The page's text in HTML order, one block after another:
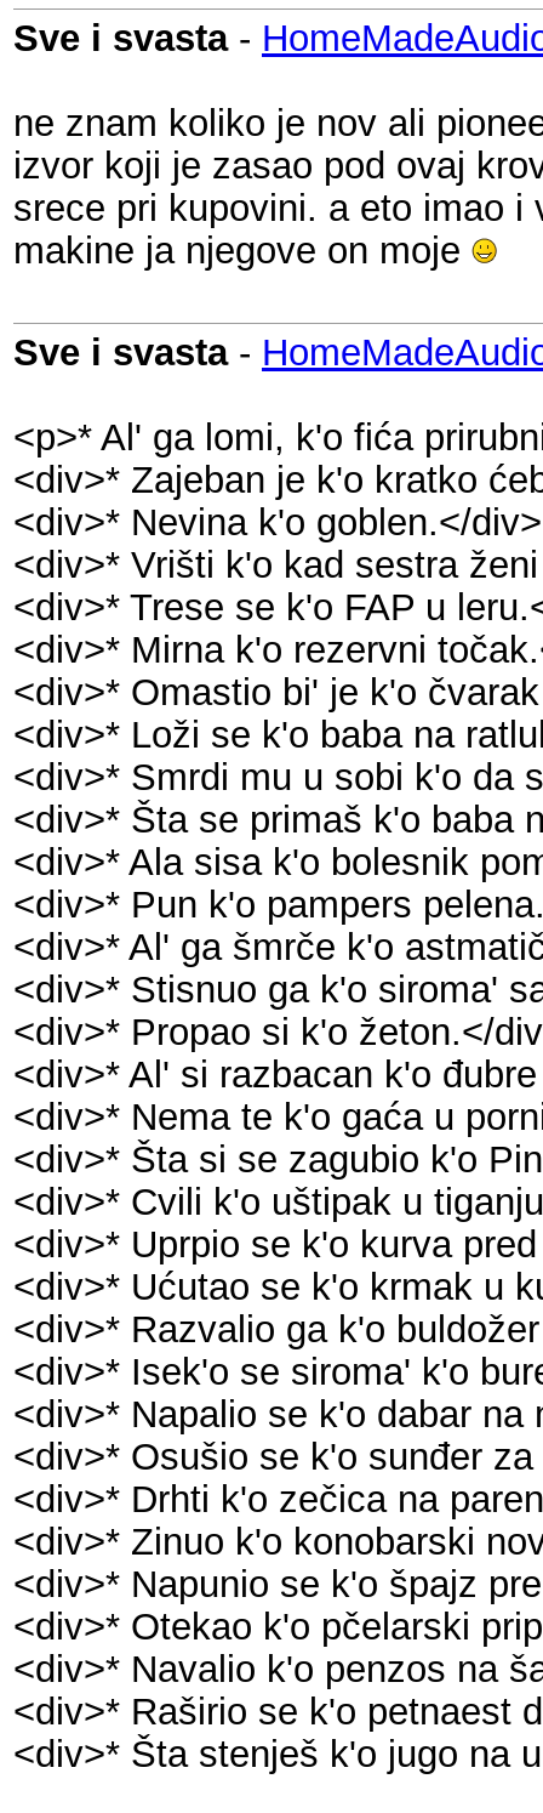
Sve i svasta-
ne znam koliko je nov ali
izvor koji je zasao pod ovaj
srece pri kupovini. a eto imao
makine ja njegove on moje
Sve i svasta-
<p>* Al' ga lomi, k'o fića
<div>* Zajeban je k'o kratko
<div>* Nevina k'o goblen.</div>
<div>* Vrišti k'o kad sestra
<div>* Trese se k'o FAP u
<div>* Mirna k'o rezervni
<div>* Omastio bi' je k'o
<div>* Loži se k'o baba na
<div>* Smrdi mu u sobi k'o da
<div>* Šta se primaš k'o baba
<div>* Ala sisa k'o bolesnik
<div>* Pun k'o pampers
<div>* Al' ga šmrče k'o
<div>* Stisnuo ga k'o siroma'
<div>* Propao si k'o žeton.</
<div>* Al' si razbacan k'o
<div>* Nema te k'o gaća u
<div>* Šta si se zagubio k'o
<div>* Cvili k'o uštipak u
<div>* Uprpio se k'o kurva
<div>* Ućutao se k'o krmak u
<div>* Razvalio ga k'o
<div>* Isek'o se siroma' k'o
<div>* Napalio se k'o dabar na
<div>* Osušio se k'o sunđer
<div>* Drhti k'o zečica na
<div>* Zinuo k'o konobarski
<div>* Napunio se k'o špajz
<div>* Otekao k'o pčelarski
<div>* Navalio k'o penzos na
<div>* Raširio se k'o petnaest
<div>* Šta stenješ k'o jugo na